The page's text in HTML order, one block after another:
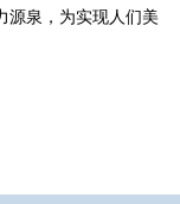
源泉，为实现人们美